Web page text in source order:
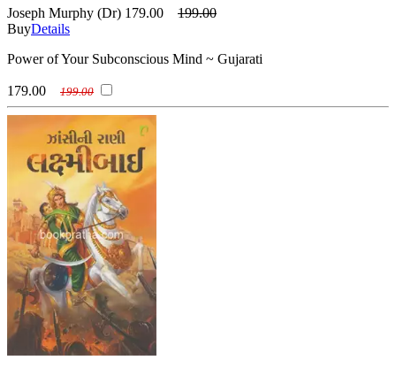
Joseph Murphy (Dr) 179.00
199.00
BuyDetails
Power of Your Subconscious Mind ~ Gujarati
179.00 199.00